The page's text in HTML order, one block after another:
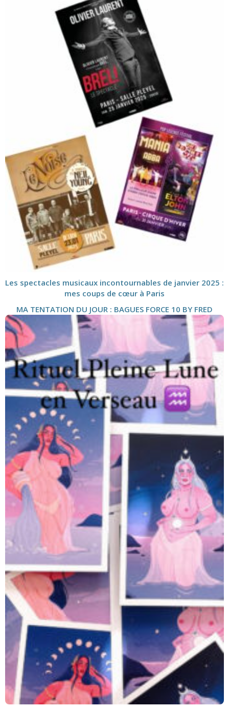
Les spectacles musicaux incontournables de janvier 2025 :
mes coups de cœur à Paris
MA TENTATION DU JOUR : BAGUES FORCE 10 BY FRED